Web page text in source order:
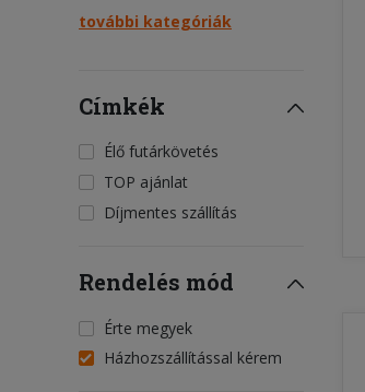
további kategóriák
Címkék
Élő futárkövetés
TOP ajánlat
Díjmentes szállítás
Rendelés mód
Érte megyek
Házhozszállítással kérem